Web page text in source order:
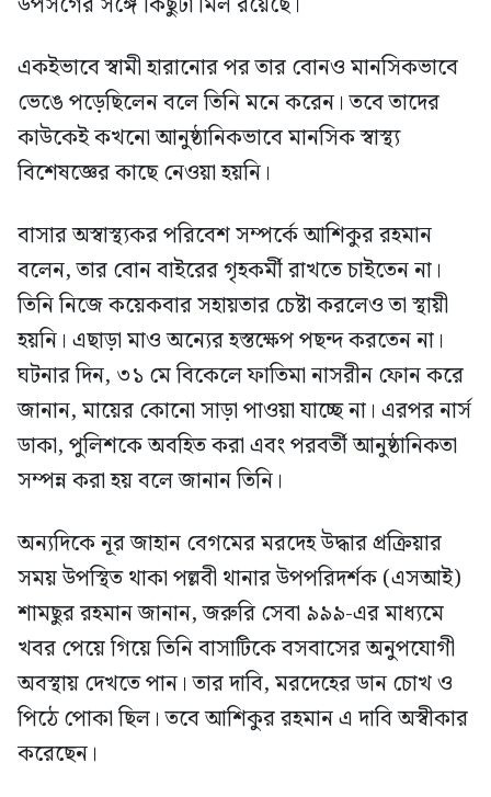
একইভাবে স্বামী হারানোর পর তার বোনও মানসিকভাবে
ভেঙে পড়েছিলেন বলে তিনি মনে করেন। তবে তাদের
কাউকেই কখনো আনুষ্ঠানিকভাবে মানসিক স্বাস্থ্য
বিশেষজ্ঞের কাছে নেওয়া হয়নি।
বাসার অস্বাস্থ্যকর পরিবেশ সম্পর্কে আশিকুর রহমান
বলেন, তার বোন বাইরের গৃহকর্মী রাখতে চাইতেন না।
তিনি নিজে কয়েকবার সহায়তার চেষ্টা করলেও তা স্থায়ী
হয়নি। এছাড়া মাও অন্যের হস্তক্ষেপ পছন্দ করতেন না।
ঘটনার দিন, ৩১ মে বিকেলে ফাতিমা নাসরীন ফোন করে
জানান, মায়ের কোনো সাড়া পাওয়া যাচ্ছে না। এরপর নার্স
ডাকা, পুলিশকে অবহিত করা এবং পরবর্তী আনুষ্ঠানিকতা
সম্পন্ন করা হয় বলে জানান তিনি।
অন্যদিকে নূর জাহান বেগমের মরদেহ উদ্ধার প্রক্রিয়ার
সময় উপস্থিত থাকা পল্লবী থানার উপপরিদর্শক (এসআই)
শামছুর রহমান জানান, জরুরি সেবা ৯৯৯-এর মাধ্যমে
খবর পেয়ে গিয়ে তিনি বাসাটিকে বসবাসের অনুপযোগী
অবস্থায় দেখতে পান। তার দাবি, মরদেহের ডান চোখ ও
পিঠে পোকা ছিল। তবে আশিকুর রহমান এ দাবি অস্বীকার
করেছেন।